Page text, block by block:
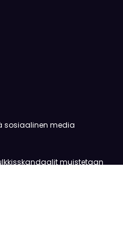
sosiaalinen media
muistetaan